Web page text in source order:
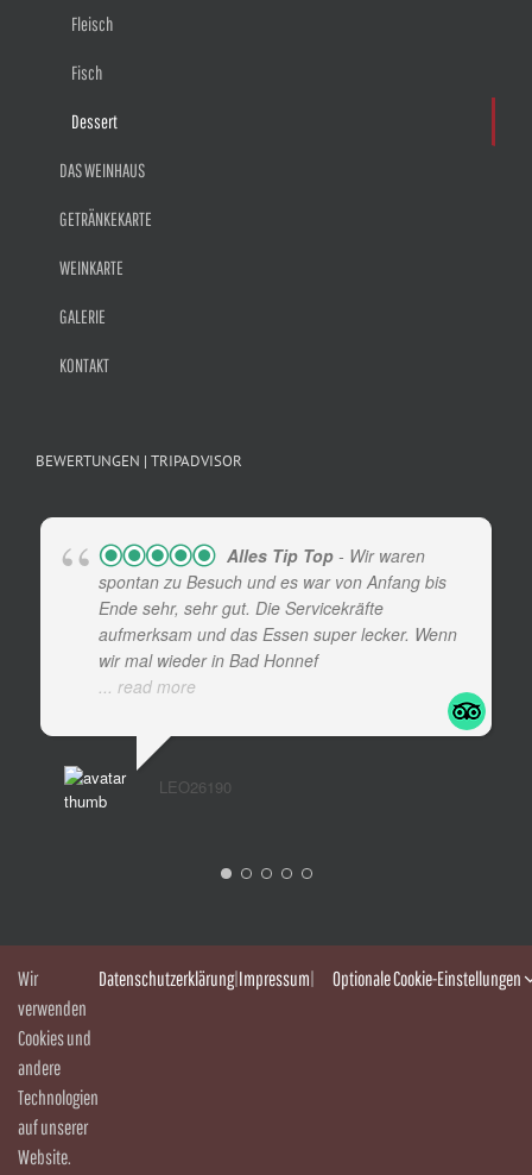
Fleisch
Fisch
Dessert
DAS WEINHAUS
GETRÄNKEKARTE
WEINKARTE
GALERIE
KONTAKT
BEWERTUNGEN | TRIPADVISOR
Alles Tip Top - Wir waren
spontan zu Besuch und es war von Anfang bis
Ende sehr, sehr gut. Die Servicekräfte
aufmerksam und das Essen super lecker. Wenn
wir mal wieder in Bad Honnef
... read more
LEO26190
werden. Mehr Informationen finden Sie unter
Wir
verwenden
Cookies und
andere
Technologien
auf unserer
Website.
Datenschutzerklärung|Impressum| Optionale Cookie-Einstellungen